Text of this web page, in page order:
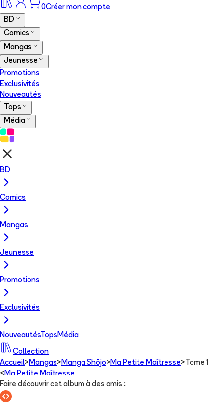
0Créer mon compte
BD
Comics
Mangas
Jeunesse
Promotions
Exclusivités
Nouveautés
Tops
Média
BD
Comics
Mangas
Jeunesse
Promotions
Exclusivités
NouveautésTops Média
Collection
Accueil> Mangas> Manga Shōjo> Ma Petite Maîtresse> Tome 1
< Ma Petite Maîtresse
Faire découvrir cet album à des amis :